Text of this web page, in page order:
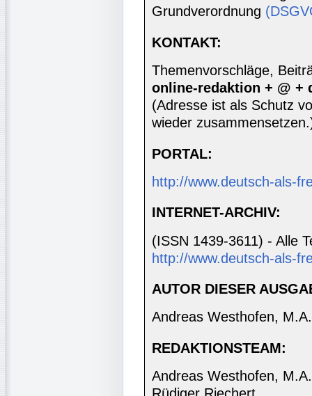
Grundverordnung
KONTAKT:
Themenvorschläge,
online-redaktion + @ +
(Adresse ist als Schutz
wieder
PORTAL:
http://www.deutsch-als-
INTERNET-ARCHIV:
(ISSN 1439-3611) - Alle
http://www.deutsch-als-
AUTOR DIESER
Andreas Westhofen, M.A.
REDAKTIONSTEAM:
Andreas Westhofen,